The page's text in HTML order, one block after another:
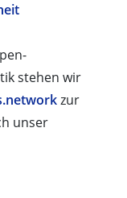
stehen wir
zur
unser